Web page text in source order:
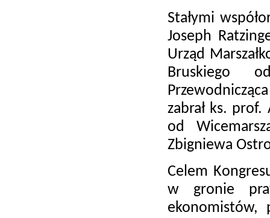
Stałymi
Joseph
Urząd
Bruskiego
zabrał ks.
od
Zbigniewa
Celem
w gronie
ekonomistów,